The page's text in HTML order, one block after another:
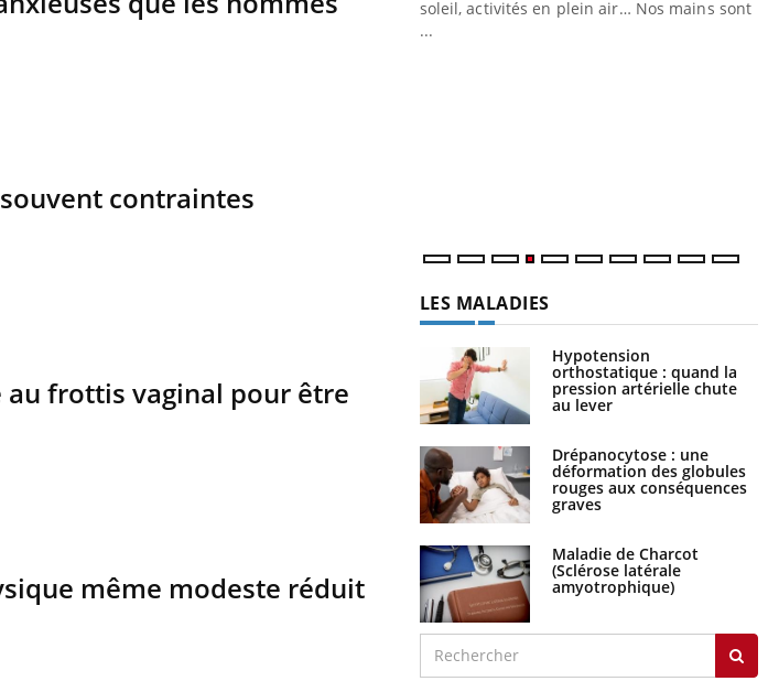
contraintes
frottis vaginal pour être
même modeste réduit
la rend patients comme parfois chez les soignants.
soleil, activités en plein air… Nos mains sont
...
LES MALADIES
Hypotension
orthostatique : quand la
pression artérielle chute
au lever
Drépanocytose : une
déformation des globules
rouges aux conséquences
graves
Maladie de Charcot
(Sclérose latérale
amyotrophique)